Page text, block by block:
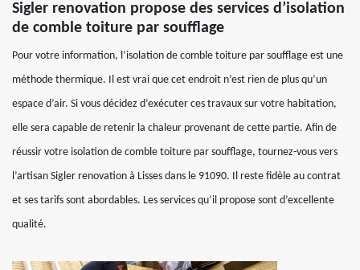
Sigler renovation propose des services d’isolation
de comble toiture par soufflage
Pour votre information, l’isolation de comble toiture par soufflage est une
méthode thermique. Il est vrai que cet endroit n’est rien de plus qu’un
espace d’air. Si vous décidez d’exécuter ces travaux sur votre habitation,
elle sera capable de retenir la chaleur provenant de cette partie. Afin de
réussir votre isolation de comble toiture par soufflage, tournez-vous vers
l’artisan Sigler renovation à Lisses dans le 91090. Il reste fidèle au contrat
et ses tarifs sont abordables. Les services qu’il propose sont d’excellente
qualité.